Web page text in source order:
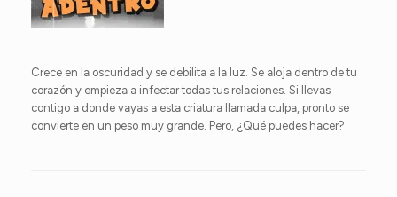
Crece en la oscuridad y se debilita a la luz. Se aloja dentro de tu
corazón y empieza a infectar todas tus relaciones. Si llevas
contigo a donde vayas a esta criatura llamada culpa, pronto se
convierte en un peso muy grande. Pero, ¿Qué puedes hacer?